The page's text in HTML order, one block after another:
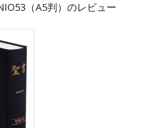
（A5判）のレビュー